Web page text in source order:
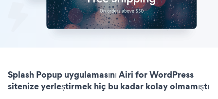
Splash Popup uygulamasını Airi for WordPress
sitenize yerleştirmek hiç bu kadar kolay olmamıştı